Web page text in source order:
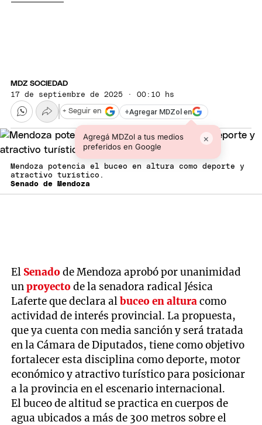
MDZ SOCIEDAD
17 de septiembre de 2025 · 00:10 hs
+Agregar MDZol en
Agregá MDZol a tus medios
preferidos en Google
×
+ Seguir en
Mendoza potencia el buceo en altura como deporte y
atractivo turístico.
Senado de Mendoza
El Senadode Mendoza aprobó por unanimidad
unproyectode la senadora radical Jésica
Laferte que declara albuceo en alturacomo
actividad de interés provincial. La propuesta,
que ya cuenta con media sanción y será tratada
en la Cámara de Diputados, tiene como objetivo
fortalecer esta disciplina como deporte, motor
económico y atractivo turístico para posicionar
a la provincia en el escenario internacional.
El buceo de altitud se practica en cuerpos de
agua ubicados a más de 300 metros sobre el